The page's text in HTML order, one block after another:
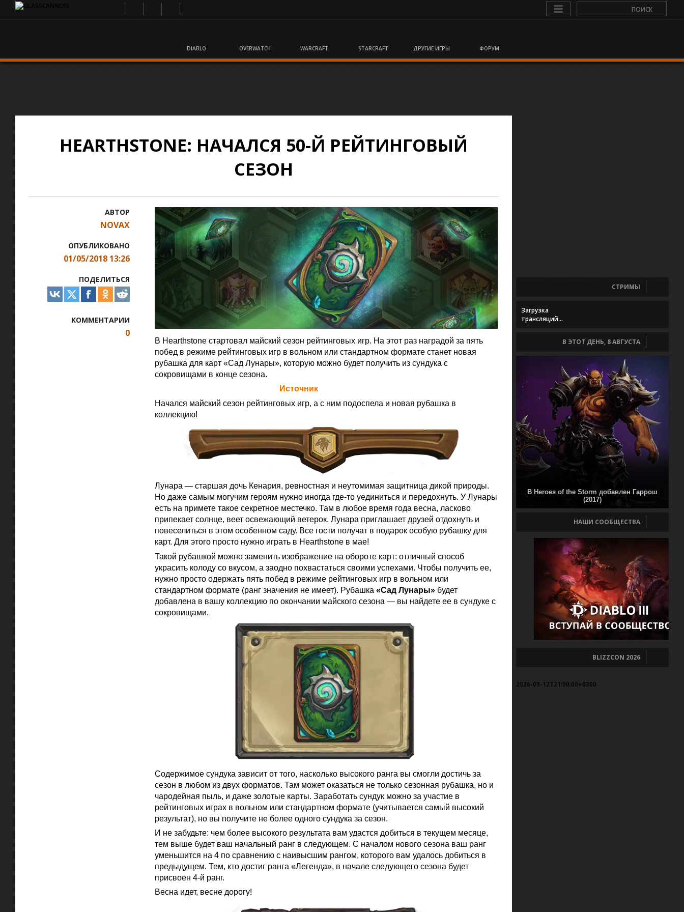
DIABLO OVERWATCH WARCRAFT STARCRAFT ДРУГИЕ ИГРЫ ФОРУМ
HEARTHSTONE: НАЧАЛСЯ 50-Й РЕЙТИНГОВЫЙ
СЕЗОН
АВТОР
NOVAX
ОПУБЛИКОВАНО
01/05/2018 13:26
ПОДЕЛИТЬСЯ
КОММЕНТАРИИ
0
В Hearthstone стартовал майский сезон рейтинговых игр. На этот раз наградой за пять
побед в режиме рейтинговых игр в вольном или стандартном формате станет новая
рубашка для карт «Сад Лунары», которую можно будет получить из сундука с
сокровищами в конце сезона.
Источник
Начался майский сезон рейтинговых игр, а с ним подоспела и новая рубашка в
коллекцию!
Лунара — старшая дочь Кенария, ревностная и неутомимая защитница дикой природы.
Но даже самым могучим героям нужно иногда где-то уединиться и передохнуть. У Лунары
есть на примете такое секретное местечко. Там в любое время года весна, ласково
припекает солнце, веет освежающий ветерок. Лунара приглашает друзей отдохнуть и
повеселиться в этом особенном саду. Все гости получат в подарок особую рубашку для
карт. Для этого просто нужно играть в Hearthstone в мае!
Такой рубашкой можно заменить изображение на обороте карт: отличный способ
украсить колоду со вкусом, а заодно похвастаться своими успехами. Чтобы получить ее,
нужно просто одержать пять побед в режиме рейтинговых игр в вольном или
стандартном формате (ранг значения не имеет). Рубашка «Сад Лунары» будет
добавлена в вашу коллекцию по окончании майского сезона — вы найдете ее в сундуке с
сокровищами.
Содержимое сундука зависит от того, насколько высокого ранга вы смогли достичь за
сезон в любом из двух форматов. Там может оказаться не только сезонная рубашка, но и
чародейная пыль, и даже золотые карты. Заработать сундук можно за участие в
рейтинговых играх в вольном или стандартном формате (учитывается самый высокий
результат), но вы получите не более одного сундука за сезон.
И не забудьте: чем более высокого результата вам удастся добиться в текущем месяце,
тем выше будет ваш начальный ранг в следующем. С началом нового сезона ваш ранг
уменьшится на 4 по сравнению с наивысшим рангом, которого вам удалось добиться в
предыдущем. Тем, кто достиг ранга «Легенда», в начале следующего сезона будет
присвоен 4-й ранг.
Весна идет, весне дорогу!
СТРИМЫ
Загрузка
трансляций...
В ЭТОТ ДЕНЬ, 8 АВГУСТА
В Heroes of the Storm добавлен Гаррош
(2017)
НАШИ СООБЩЕСТВА
BLIZZCON 2026
2026-09-12T21:00:00+0300